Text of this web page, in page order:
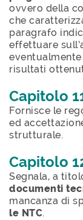
ovvero della
che
paragrafo
effettuare
risultati
Capitolo
Fornisce le
ed
strutturale.
Capitolo
Segnala, a
documenti
mancanza di
le NTC.